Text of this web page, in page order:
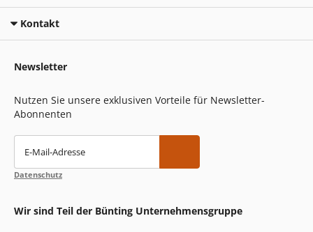
Kontakt
Newsletter
Nutzen Sie unsere exklusiven Vorteile für Newsletter-
Abonnenten
E-Mail-Adresse
Datenschutz
Wir sind Teil der Bünting Unternehmensgruppe